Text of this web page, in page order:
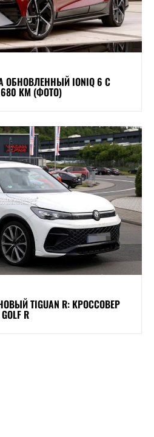
ОБНОВЛЕННЫЙ IONIQ 6 С
КМ (ФОТО)
НОВЫЙ TIGUAN R: КРОССОВЕР
R